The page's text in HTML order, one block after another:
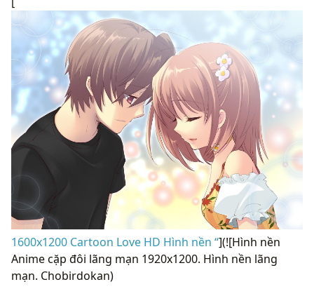
1600x1200 Cartoon Love HD Hình nền “](![Hình nền
Anime cặp đôi lãng mạn 1920x1200. Hình nền lãng
mạn. Chobirdokan)